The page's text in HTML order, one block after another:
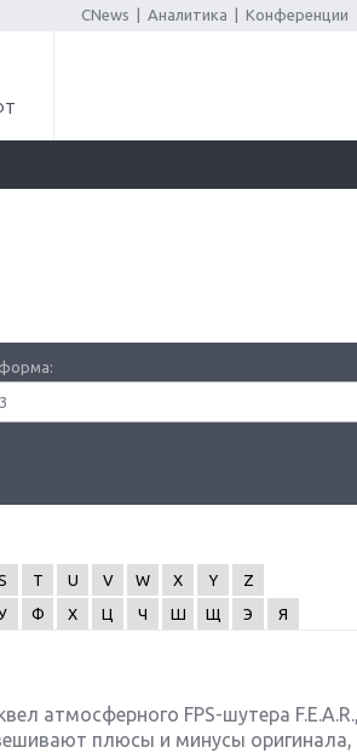
CNews Аналитика Конференции
T U V W X Y
Z
Ф Х Ц Ч Ш Щ Э Я
атмосферного FPS-шутера
плюсы и минусы